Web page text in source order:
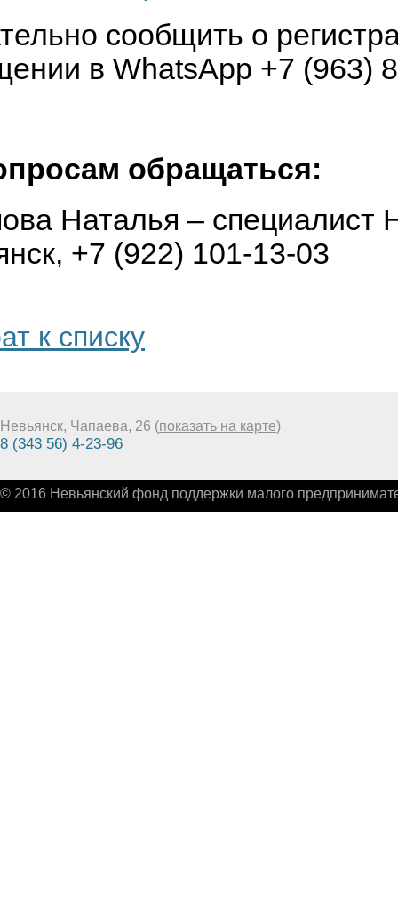
сообщить о
в WhatsApp +7 (963)
обращаться:
Наталья –
+7 (922) 101-13-03
к списку
Невьянск, Чапаева, 26 (показать на карте)
8 (343 56) 4-23-96
© 2016 Невьянский фонд поддержки малого